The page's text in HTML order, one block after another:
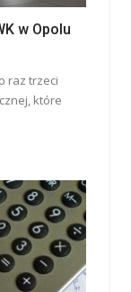
w Opolu
raz trzeci
które